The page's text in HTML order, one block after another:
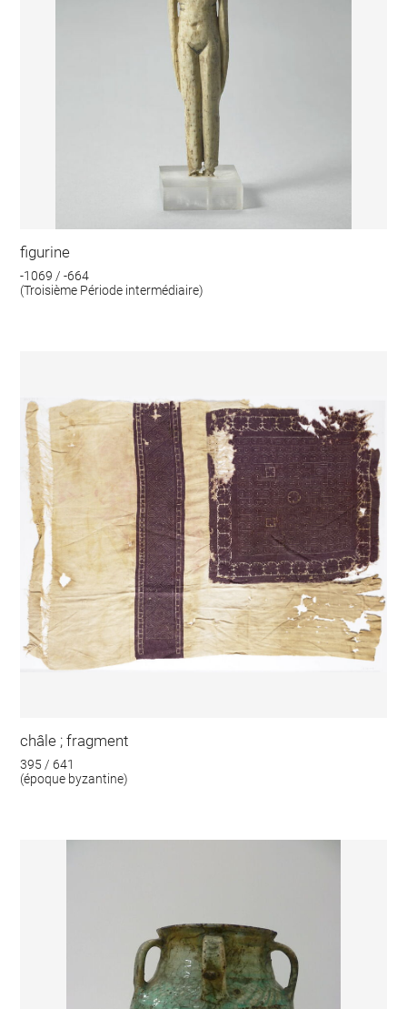
figurine
-1069 / -664
(Troisième Période intermédiaire)
châle ; fragment
395 / 641
(époque byzantine)